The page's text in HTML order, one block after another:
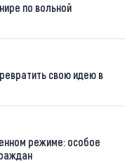
по вольной
свою идею в
режиме: особое